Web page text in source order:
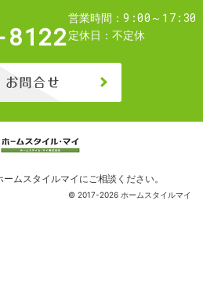
営業時間 9:00～17:30
定休日 不定休
© 2017-2026 ホームスタイルマイ
ムスタイルマイにご相談ください。